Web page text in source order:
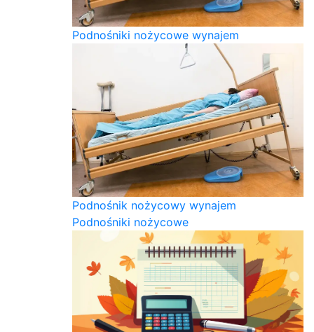
Podnośniki nożycowe wynajem
Podnośnik nożycowy wynajem
Podnośniki nożycowe